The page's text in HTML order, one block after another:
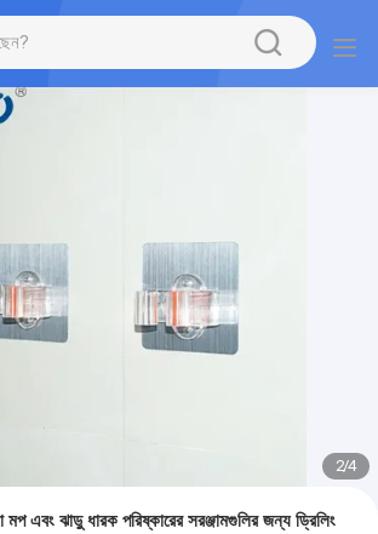
2/4
মপ এবং ঝাড়ু ধারক পরিষ্কারের সরঞ্জামগুলির জন্য ড্রিলিং